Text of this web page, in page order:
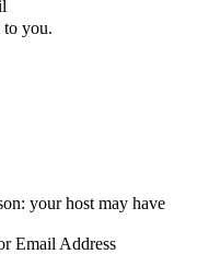
you.
your host may have
Email Address